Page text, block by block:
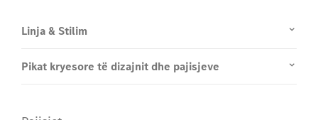
Linja & Stilim
Pikat kryesore të dizajnit dhe pajisjeve